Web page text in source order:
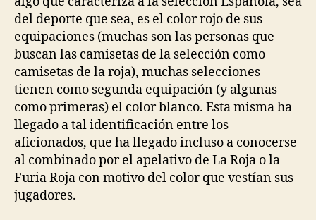
del deporte que sea, es el color rojo de sus
equipaciones (muchas son las personas que
buscan las camisetas de la selección como
camisetas de la roja), muchas selecciones
tienen como segunda equipación (y algunas
como primeras) el color blanco. Esta misma ha
llegado a tal identificación entre los
aficionados, que ha llegado incluso a conocerse
al combinado por el apelativo de La Roja o la
Furia Roja con motivo del color que vestían sus
jugadores.